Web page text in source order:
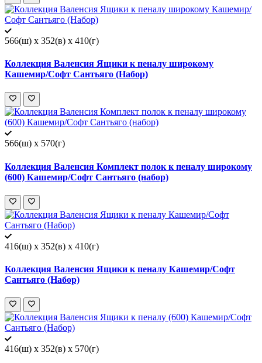
566(ш) x 352(в) x 410(г)
Коллекция Валенсия Ящики к пеналу широкому
Кашемир/Софт Сантьяго (Набор)
566(ш) x 570(г)
Коллекция Валенсия Комплект полок к пеналу широкому
(600) Кашемир/Софт Сантьяго (набор)
416(ш) x 352(в) x 410(г)
Коллекция Валенсия Ящики к пеналу Кашемир/Софт
Сантьяго (Набор)
416(ш) x 352(в) x 570(г)